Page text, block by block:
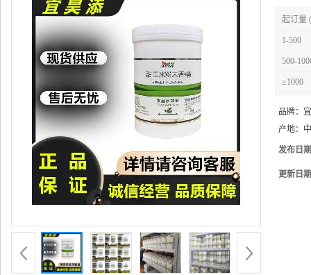
起订量
1-500
500-
≥1000
品牌：
产地：
发布日
更新日